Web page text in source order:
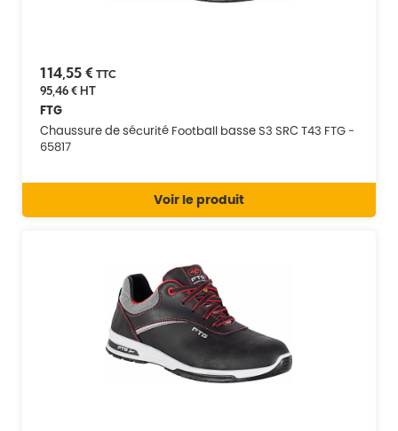
114,55 € TTC
95,46 €HT
FTG
Chaussure de sécurité Football basse S3 SRC T43 FTG -
65817
Voir le produit